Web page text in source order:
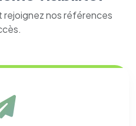
rejoignez nos références